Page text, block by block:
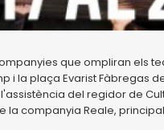
que ompliran els
i la plaça Evarist Fàbregas
del regidor de
la companyia Reale,